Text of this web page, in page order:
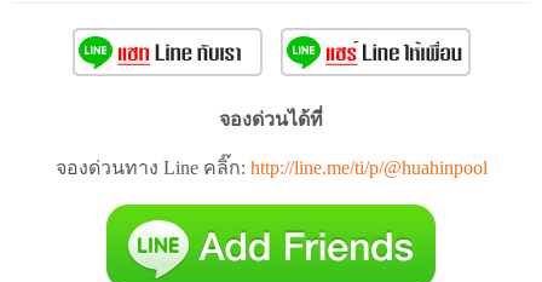
จองด่วนได้ที่
จองด่วนทาง Line คลิ๊ก: http://line.me/ti/p/@huahinpool